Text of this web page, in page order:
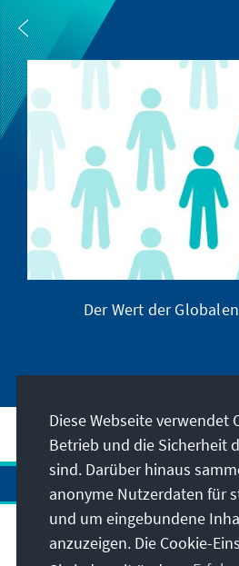
Der Wert der
Anschrift
Diese Webseite verwendet
Betrieb und die Sicherheit
sind. Darüber hinaus
anonyme Nutzerdaten für
und um eingebundene
anzuzeigen. Die Cookie-